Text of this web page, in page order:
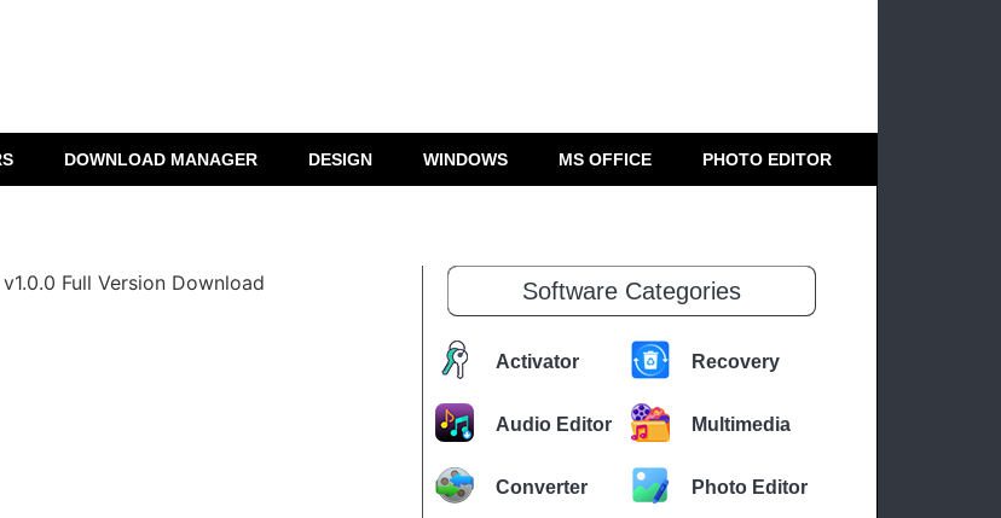
DOWNLOAD MANAGER DESIGN WINDOWS MS OFFICE PHOTO EDITOR
Full Version Download Software Categories
Activator Recovery
Audio Editor Multimedia
Converter Photo Editor